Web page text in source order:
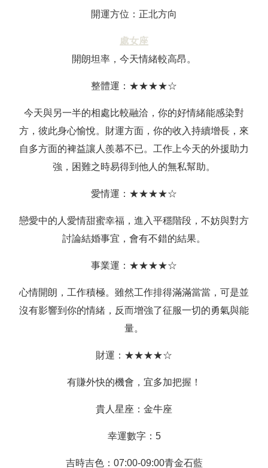
開運方位：正北方向
處女座
開朗坦率，今天情緒較高昂。
整體運：★★★★☆
今天與另一半的相處比較融洽，你的好情緒能感染對
方，彼此身心愉悅。財運方面，你的收入持續增長，來
自多方面的裨益讓人羨慕不已。工作上今天的外援助力
強，困難之時易得到他人的無私幫助。
愛情運：★★★★☆
戀愛中的人愛情甜蜜幸福，進入平穩階段，不妨與對方
討論結婚事宜，會有不錯的結果。
事業運：★★★★☆
心情開朗，工作積極。雖然工作排得滿滿當當，可是並
沒有影響到你的情緒，反而增強了征服一切的勇氣與能
量。
財運：★★★★☆
有賺外快的機會，宜多加把握！
貴人星座：金牛座
幸運數字：5
吉時吉色：07:00-09:00青金石藍